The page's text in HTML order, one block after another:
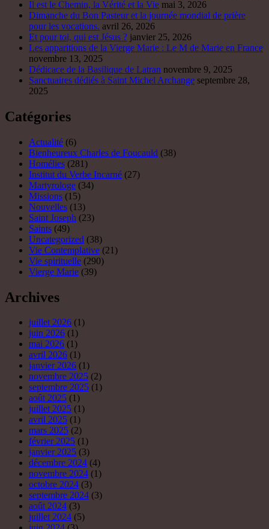
Il est le Chemin, la Vérité et la Vie mai 3, 2026
Dimanche du Bon Pasteur et la journée mondial de prière
pour les vocations. avril 26, 2026
Et pour toi, qui est Jésus ? janvier 25, 2026
Les apparitions de la Vierge Marie : Le M de Marie en France
novembre 13, 2025
Dédicace de la Basilique de Latran novembre 9, 2025
Sanctuaires dédiés à Saint Michel Archange septembre 28,
2025
Catégories
Actualité (6)
Bienheureux Charles de Foucauld (38)
Homélies (281)
Institut du Verbe Incarné (27)
Martyrologe (34)
Missions (15)
Nouvelles (13)
Saint Joseph (23)
Saints (49)
Uncategorized (38)
Vie Contemplative (21)
Vie spirituelle (290)
Vierge Marie (39)
Archives
juillet 2026 (1)
juin 2026 (1)
mai 2026 (1)
avril 2026 (1)
janvier 2026 (1)
novembre 2025 (2)
septembre 2025 (1)
août 2025 (1)
juillet 2025 (1)
avril 2025 (1)
mars 2025 (2)
février 2025 (1)
janvier 2025 (3)
décembre 2024 (4)
novembre 2024 (1)
octobre 2024 (3)
septembre 2024 (3)
août 2024 (3)
juillet 2024 (5)